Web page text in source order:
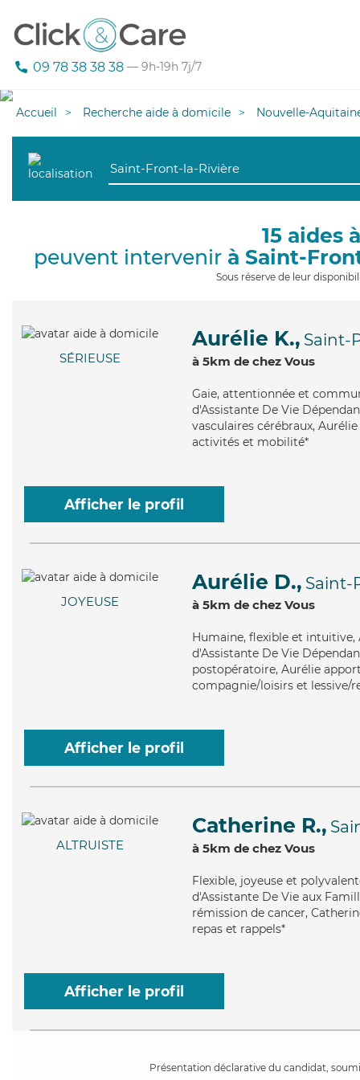
09 78 38 38 38 — 9h-19h 7j/7
Accueil Recherche aide à domicile Nouvelle-
15 aides
peuvent intervenir à Saint-
Sous réserve de leur
SÉRIEUSE
Aurélie K., Saint-
à 5km de chez Vous
Gaie, attentionnée et
d'Assistante De Vie
vasculaires cérébraux,
activités et mobilité*
Afficher le profil
JOYEUSE
Aurélie D., Saint-
à 5km de chez Vous
Humaine, flexible et intuitive,
d'Assistante De Vie
postopératoire, Aurélie
compagnie/loisirs et lessive/
Afficher le profil
ALTRUISTE
Catherine R.,
à 5km de chez Vous
Flexible, joyeuse et
d'Assistante De Vie aux
rémission de cancer,
repas et rappels*
Afficher le profil
Présentation déclarative du candidat,